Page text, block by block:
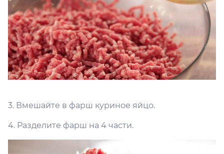
3. Вмешайте в фарш куриное яйцо.
4. Разделите фарш на 4 части.